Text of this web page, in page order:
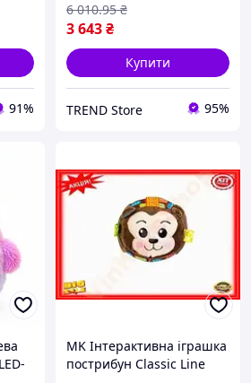
91%
3 643₴
6 010.95 ₴
Купити
TREND Store 95%
MK Інтерактивна іграшка
пострибун Classic Line